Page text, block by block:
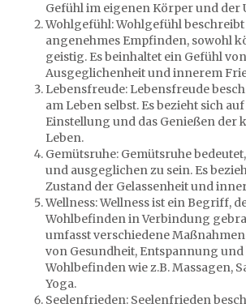
Gefühl im eigenen Körper und der
Wohlgefühl: Wohlgefühl
angenehmes Empfinden, sowohl
geistig. Es beinhaltet ein Gefühl
Ausgeglichenheit und innerem
Lebensfreude: Lebensfreude
am Leben selbst. Es bezieht sich
Einstellung und das Genießen der
Leben.
Gemütsruhe: Gemütsruhe
und ausgeglichen zu sein. Es
Zustand der Gelassenheit und
Wellness: Wellness ist ein Begriff,
Wohlbefinden in Verbindung
umfasst verschiedene
von Gesundheit, Entspannung
Wohlbefinden wie z.B. Massagen,
Yoga.
Seelenfrieden: Seelenfrieden